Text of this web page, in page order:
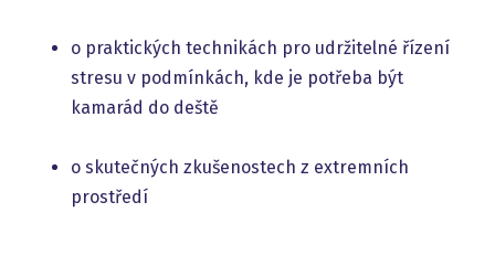
o praktických technikách pro udržitelné řízení
stresu v podmínkách, kde je potřeba být
kamarád do deště
o skutečných zkušenostech z extremních
prostředí